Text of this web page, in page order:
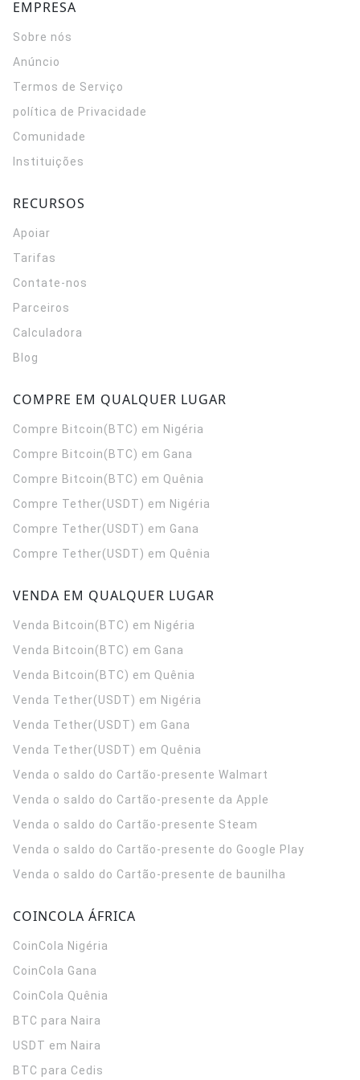
EMPRESA
Sobre nós
Anúncio
Termos de Serviço
política de Privacidade
Comunidade
Instituições
RECURSOS
Apoiar
Tarifas
Contate-nos
Parceiros
Calculadora
Blog
COMPRE EM QUALQUER LUGAR
Compre Bitcoin(BTC) em Nigéria
Compre Bitcoin(BTC) em Gana
Compre Bitcoin(BTC) em Quênia
Compre Tether(USDT) em Nigéria
Compre Tether(USDT) em Gana
Compre Tether(USDT) em Quênia
VENDA EM QUALQUER LUGAR
Venda Bitcoin(BTC) em Nigéria
Venda Bitcoin(BTC) em Gana
Venda Bitcoin(BTC) em Quênia
Venda Tether(USDT) em Nigéria
Venda Tether(USDT) em Gana
Venda Tether(USDT) em Quênia
Venda o saldo do Cartão-presente Walmart
Venda o saldo do Cartão-presente da Apple
Venda o saldo do Cartão-presente Steam
Venda o saldo do Cartão-presente do Google Play
Venda o saldo do Cartão-presente de baunilha
COINCOLA ÁFRICA
CoinCola Nigéria
CoinCola Gana
CoinCola Quênia
BTC para Naira
USDT em Naira
BTC para Cedis